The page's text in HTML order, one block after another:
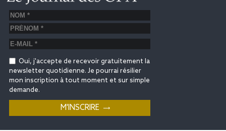
Oui, j'accepte de recevoir gratuitement la
newsletter quotidienne. Je pourrai résilier
mon inscription à tout moment et sur simple
demande.